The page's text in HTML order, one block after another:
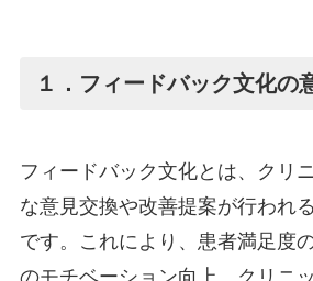
１．フィードバック文化の
フィードバック文化とは、クリ
な意見交換や改善提案が行われ
です。これにより、患者満足度
のモチベーション向上、クリニ